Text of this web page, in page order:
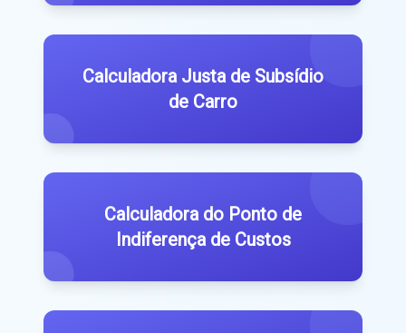
Calculadora Justa de Subsídio
de Carro
Calculadora do Ponto de
Indiferença de Custos